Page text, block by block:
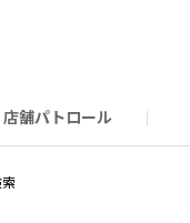
店舗パトロール
ン